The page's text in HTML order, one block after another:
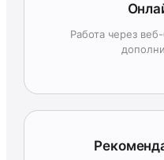
Работа через